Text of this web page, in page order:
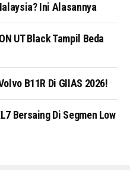
Ini Alasannya
UT Black Tampil Beda
B11R Di GIIAS 2026!
Bersaing Di Segmen Low